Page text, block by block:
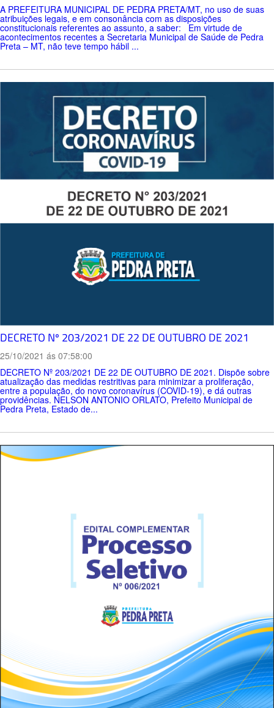
A PREFEITURA MUNICIPAL DE PEDRA PRETA/MT, no uso de suas
atribuições legais, e em consonância com as disposições
constitucionais referentes ao assunto, a saber: Em virtude de
acontecimentos recentes a Secretaria Municipal de Saúde de Pedra
Preta – MT, não teve tempo hábil ...
DECRETO Nº 203/2021 DE 22 DE OUTUBRO DE 2021
25/10/2021 ás 07:58:00
DECRETO Nº 203/2021 DE 22 DE OUTUBRO DE 2021. Dispõe sobre
atualização das medidas restritivas para minimizar a proliferação,
entre a população, do novo coronavírus (COVID-19), e dá outras
providências. NELSON ANTONIO ORLATO, Prefeito Municipal de
Pedra Preta, Estado de...